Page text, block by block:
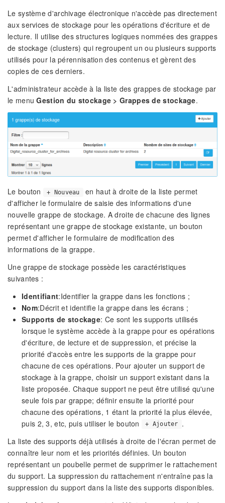
Le système d'archivage électronique n'accède pas directement
aux services de stockage pour les opérations d'écriture et de
lecture. Il utilise des structures logiques nommées des grappes
de stockage (clusters) qui regroupent un ou plusieurs supports
utilisés pour la pérennisation des contenus et gèrent des
copies de ces derniers.
L'administrateur accède à la liste des grappes de stockage par
le menuGestion du stockage > Grappes de stockage.
Le bouton + Nouveau
en haut à droite de la liste permet
d'afficher le formulaire de saisie des informations d'une
nouvelle grappe de stockage. A droite de chacune des lignes
représentant une grappe de stockage existante, un bouton
permet d'afficher le formulaire de modification des
informations de la grappe.
Une grappe de stockage possède les caractéristiques
suivantes :
Identifiant:Identifier la grappe dans les fonctions ;
Nom:Décrit et identifie la grappe dans les écrans ;
Supports de stockage: Ce sont les supports utilisés
lorsque le système accède à la grappe pour es opérations
d'écriture, de lecture et de suppression, et précise la
priorité d'accès entre les supports de la grappe pour
chacune de ces opérations. Pour ajouter un support de
stockage à la grappe, choisir un support existant dans la
liste proposée. Chaque support ne peut être utilisé qu'une
seule fois par grappe; définir ensuite la priorité pour
chacune des opérations, 1 étant la priorité la plus élevée,
puis 2, 3, etc, puis utiliser le bouton
+ Ajouter
.
La liste des supports déjà utilisés à droite de l'écran permet de
connaître leur nom et les priorités définies. Un bouton
représentant un poubelle permet de supprimer le rattachement
du support. La suppression du rattachement n'entraîne pas la
suppression du support dans la liste des supports disponibles.